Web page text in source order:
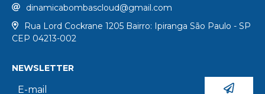
dinamicabombascloud@gmail.com
Rua Lord Cockrane 1205 Bairro: Ipiranga São Paulo - SP
CEP 04213-002
NEWSLETTER